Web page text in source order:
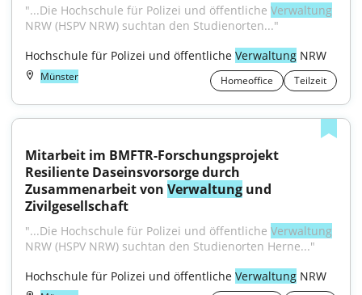
"...Die Hochschule für Polizei und öffentliche Verwaltung
NRW (HSPV NRW) suchtan den Studienorten..."
Hochschule für Polizei und öffentliche Verwaltung NRW
Münster Homeoffice Teilzeit
Mitarbeit im BMFTR-Forschungsprojekt
Resiliente Daseinsvorsorge durch
Zusammenarbeit von Verwaltung und
Zivilgesellschaft
"...Die Hochschule für Polizei und öffentliche Verwaltung
NRW (HSPV NRW) suchtan den Studienorten Herne..."
Hochschule für Polizei und öffentliche Verwaltung NRW